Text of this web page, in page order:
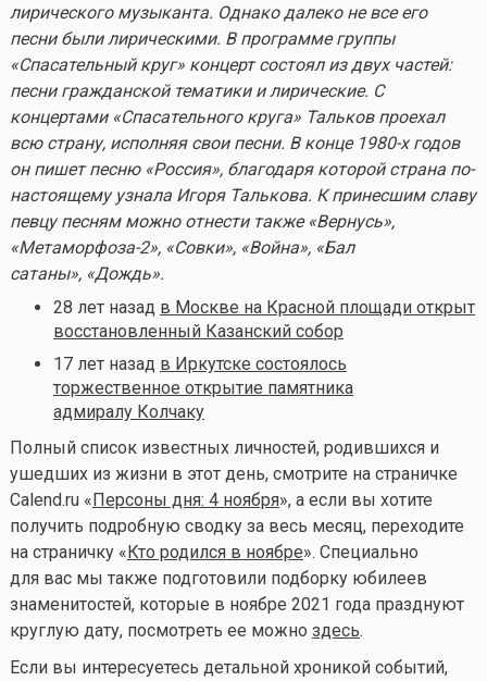
лирического музыканта. Однако далеко не все его
песни были лирическими. В программе группы
«Спасательный круг» концерт состоял из двух частей:
песни гражданской тематики и лирические. С
концертами «Спасательного круга» Тальков проехал
всю страну, исполняя свои песни. В конце 1980-х годов
он пишет песню «Россия», благодаря которой страна по-
настоящему узнала Игоря Талькова. К принесшим славу
певцу песням можно отнести также «Вернусь»,
«Метаморфоза-2», «Совки», «Война», «Бал
сатаны», «Дождь».
28 лет назад в Москве на Красной площади открыт
восстановленный Казанский собор
17 лет назад в Иркутске состоялось
торжественное открытие памятника
адмиралу Колчаку
Полный список известных личностей, родившихся и
ушедших из жизни в этот день, смотрите на страничке
Calend.ru «Персоны дня: 4 ноября», а если вы хотите
получить подробную сводку за весь месяц, переходите
на страничку «Кто родился в ноябре». Специально
для вас мы также подготовили подборку юбилеев
знаменитостей, которые в ноябре 2021 года празднуют
круглую дату, посмотреть ее можно здесь.
Если вы интересуетесь детальной хроникой событий,